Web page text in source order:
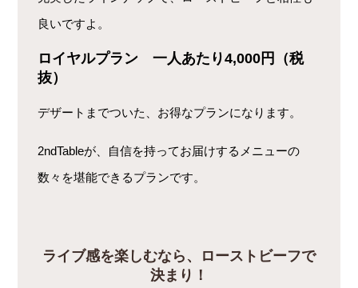
良いですよ。
ロイヤルプラン 一人あたり4,000円（税
抜）
デザートまでついた、お得なプランになります。
2ndTableが、自信を持ってお届けするメニューの
数々を堪能できるプランです。
ライブ感を楽しむなら、ローストビーフで
決まり！